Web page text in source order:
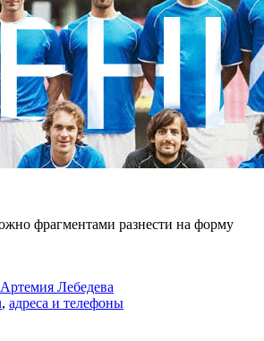
фрагментами разнести на форму
Лебедева
, адреса и телефоны